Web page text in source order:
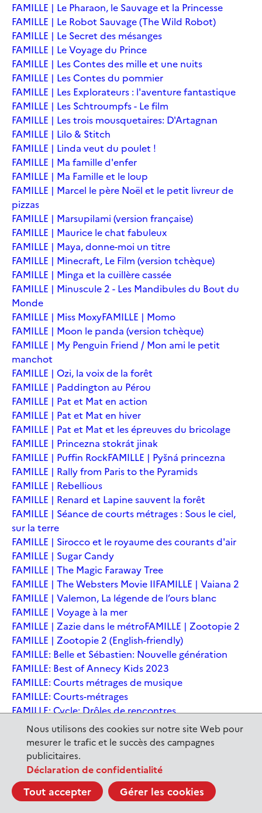
Nous utilisons des cookies sur notre site Web pour
mesurer le trafic et le succès des campagnes
publicitaires.
Déclaration de confidentialité
Tout accepter Gérer les cookies
FAMILLE | Le Pharaon, le Sauvage et la Princesse
FAMILLE | Le Robot Sauvage (The Wild Robot)
FAMILLE | Le Secret des mésanges
FAMILLE | Le Voyage du Prince
FAMILLE | Les Contes des mille et une nuits
FAMILLE | Les Contes du pommier
FAMILLE | Les Explorateurs : l'aventure fantastique
FAMILLE | Les Schtroumpfs - Le film
FAMILLE | Les trois mousquetaires: D'Artagnan
FAMILLE | Lilo & Stitch
FAMILLE | Linda veut du poulet !
FAMILLE | Ma famille d'enfer
FAMILLE | Ma Famille et le loup
FAMILLE | Marcel le père Noël et le petit livreur de
pizzas
FAMILLE | Marsupilami (version française)
FAMILLE | Maurice le chat fabuleux
FAMILLE | Maya, donne-moi un titre
FAMILLE | Minecraft, Le Film (version tchèque)
FAMILLE | Minga et la cuillère cassée
FAMILLE | Minuscule 2 - Les Mandibules du Bout du
Monde
FAMILLE | Miss MoxyFAMILLE | Momo
FAMILLE | Moon le panda (version tchèque)
FAMILLE | My Penguin Friend / Mon ami le petit
manchot
FAMILLE | Ozi, la voix de la forêt
FAMILLE | Paddington au Pérou
FAMILLE | Pat et Mat en action
FAMILLE | Pat et Mat en hiver
FAMILLE | Pat et Mat et les épreuves du bricolage
FAMILLE | Princezna stokrát jinak
FAMILLE | Puffin RockFAMILLE | Pyšná princezna
FAMILLE | Rally from Paris to the Pyramids
FAMILLE | Rebellious
FAMILLE | Renard et Lapine sauvent la forêt
FAMILLE | Séance de courts métrages : Sous le ciel,
sur la terre
FAMILLE | Sirocco et le royaume des courants d'air
FAMILLE | Sugar Candy
FAMILLE | The Magic Faraway Tree
FAMILLE | The Websters Movie IIFAMILLE | Vaiana 2
FAMILLE | Valemon, La légende de l’ours blanc
FAMILLE | Voyage à la mer
FAMILLE | Zazie dans le métroFAMILLE | Zootopie 2
FAMILLE | Zootopie 2 (English-friendly)
FAMILLE: Belle et Sébastien: Nouvelle génération
FAMILLE: Best of Annecy Kids 2023
FAMILLE: Courts métrages de musique
FAMILLE: Courts-métrages
FAMILLE: Cycle: Drôles de rencontres
FAMILLE: En sortant de l'école - Andrée Chedid
FAMILLE: Ernest et Célestine: Le voyage en Charabie
FAMILLE: Festival International du court métrage
Clermont-Ferrand
FAMILLE: Kina et Yuk, renards de la banquise
FAMILLE: La Pat' Patrouille : La Super Patrouille, le film